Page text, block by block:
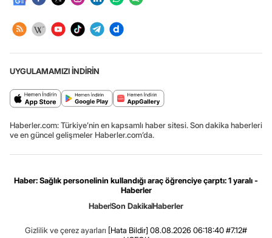
UYGULAMAMIZI İNDİRİN
Haberler.com: Türkiye’nin en kapsamlı haber sitesi. Son dakika haberleri
ve en güncel gelişmeler Haberler.com’da.
Haber: Sağlık personelinin kullandığı araç öğrenciye çarptı: 1 yaralı -
Haberler
HaberSon DakikaHaberler
Gizlilik ve çerez ayarları [Hata Bildir] 08.08.2026 06:18:40 #7.12#